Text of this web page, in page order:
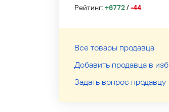
Рейтинг:+6772/-44
Все товары продавца
Добавить продавца в
Задать вопрос продавцу